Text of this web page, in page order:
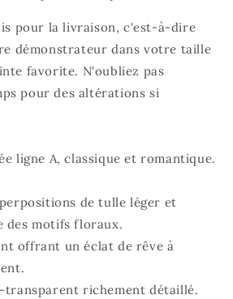
pour la livraison, c'est-à-dire
démonstrateur dans votre taille
favorite. N'oubliez pas
pour des altérations si
ligne A, classique et romantique.
de tulle léger et
des motifs floraux.
offrant un éclat de rêve à
transparent richement détaillé.